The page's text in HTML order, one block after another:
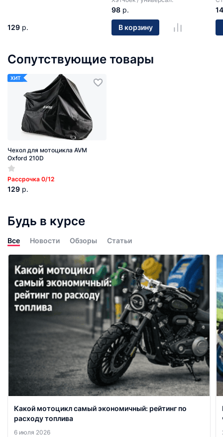
129 р.
98 р.
В корзину
14
Сопутствующие товары
ХИТ
Чехол для мотоцикла AVM
Oxford 210D
Рассрочка 0/12
129 р.
Будь в курсе
Все Новости Обзоры Статьи
Какой мотоцикл самый экономичный: рейтинг по
расходу топлива
6 июля 2026